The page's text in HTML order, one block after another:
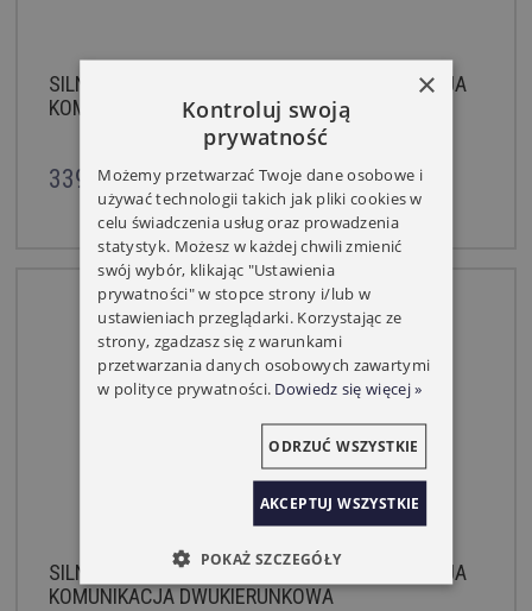
SILNIK YOODA 35EVS 10NM Z RADIEM DETEKCJA
KOMUNIKACJA DWUKIERUNKOWA
339,00 zł 379,00 zł
SILNIK YOODA 35EVS 13NM Z RADIEM DETEKCJA
KOMUNIKACJA DWUKIERUNKOWA
×
Kontroluj swoją
prywatność
Możemy przetwarzać Twoje dane osobowe i
używać technologii takich jak pliki cookies w
celu świadczenia usług oraz prowadzenia
statystyk. Możesz w każdej chwili zmienić
swój wybór, klikając "Ustawienia
prywatności" w stopce strony i/lub w
ustawieniach przeglądarki. Korzystając ze
strony, zgadzasz się z warunkami
przetwarzania danych osobowych zawartymi
w polityce prywatności. Dowiedz się więcej »
AKCEPTUJ WSZYSTKIE
ODRZUĆ WSZYSTKIE
POKAŻ SZCZEGÓŁY